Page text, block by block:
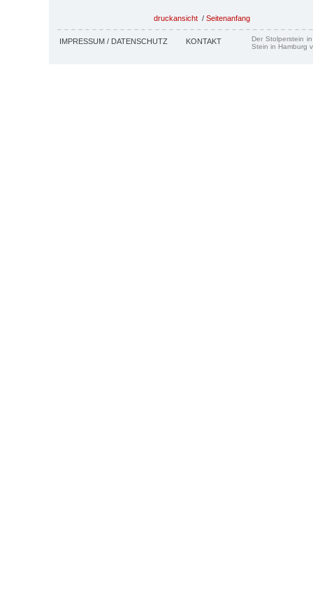
druckansicht / Seitenanfang
IMPRESSUM / DATENSCHUTZ KONTAKT
Der Stolperstein
Stein in Hamburg